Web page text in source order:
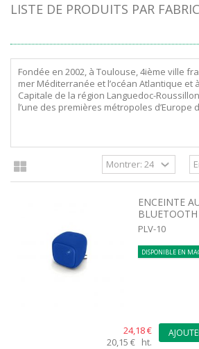
LISTE DE PRODUITS PAR
Fondée en 2002, à Toulouse, 4ième ville
mer Méditerranée et l’océan Atlantique et
Capitale de la région Languedoc-
l’une des premières métropoles d’Europe
ENCEINTE
PLV-10
DISPONIBLE EN
24,18 €
20,15 € ht.